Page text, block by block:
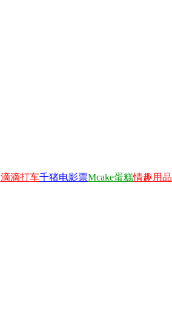
滴滴打车千猪电影票Mcake蛋糕情趣用品